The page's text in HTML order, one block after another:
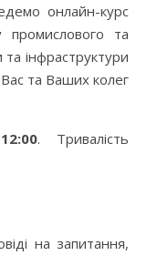
онлайн-курс
промислового та
та інфраструктури
та Ваших колег
12:00. Тривалість
на запитання,